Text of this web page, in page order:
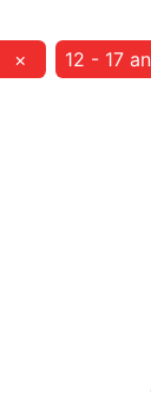
× 12 - 17